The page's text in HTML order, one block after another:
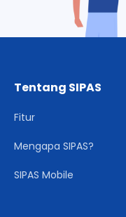
Tentang SIPAS
Fitur
Mengapa SIPAS?
SIPAS Mobile